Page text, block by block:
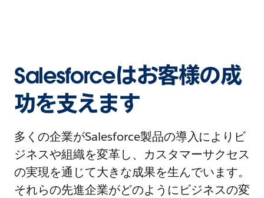
Salesforceはお客様の成
功を支えます
多くの企業がSalesforce製品の導入によりビ
ジネスや組織を変革し、カスタマーサクセス
の実現を通じて大きな成果を生んでいます。
それらの先進企業がどのようにビジネスの変